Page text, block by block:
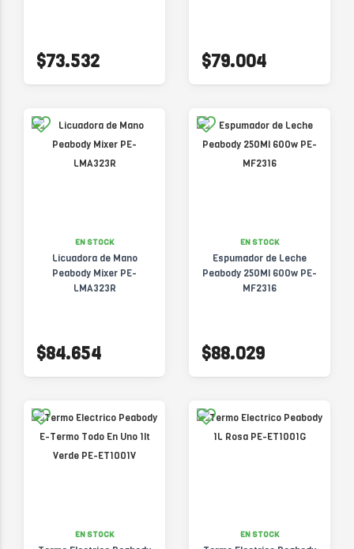
$73.532 $79.004
EN STOCK
Licuadora de Mano
Peabody Mixer PE-
LMA323R
$84.654
EN STOCK
Espumador de Leche
Peabody 250Ml 600w PE-
MF2316
$88.029
EN STOCK EN STOCK